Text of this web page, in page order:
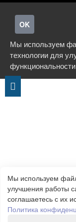
Мы используем
улучшения работы
соглашаетесь с их
Политика
OK
Мы используем
технологии для